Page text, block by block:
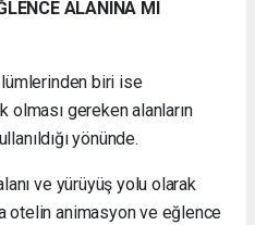
ALANINA MI
biri ise
olması gereken alanların
yönünde.
ve yürüyüş yolu olarak
otelin animasyon ve eğlence